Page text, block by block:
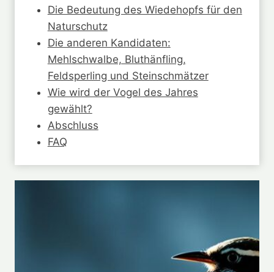
Die Bedeutung des Wiedehopfs für den
Naturschutz
Die anderen Kandidaten:
Mehlschwalbe, Bluthänfling,
Feldsperling und Steinschmätzer
Wie wird der Vogel des Jahres
gewählt?
Abschluss
FAQ